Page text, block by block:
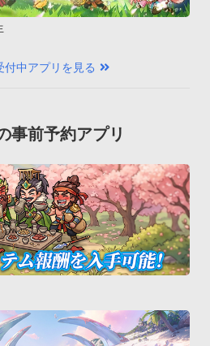
付中アプリを見る
事前予約アプリ